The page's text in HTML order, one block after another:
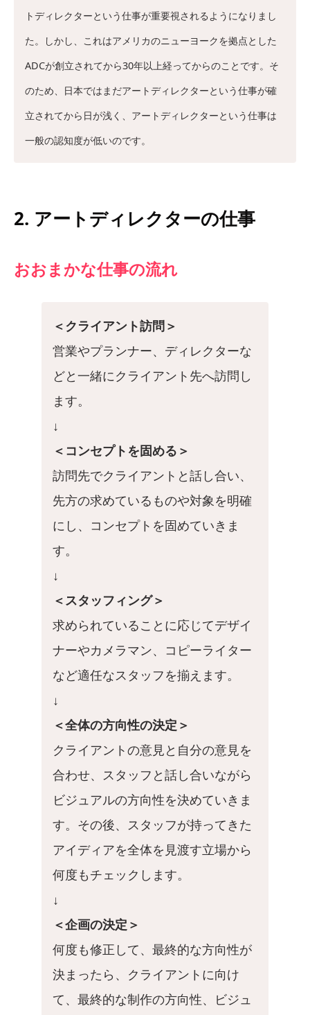
トディレクターという仕事が重要視されるようになりまし
た。しかし、これはアメリカのニューヨークを拠点とした
ADCが創立されてから30年以上経ってからのことです。そ
のため、日本ではまだアートディレクターという仕事が確
立されてから日が浅く、アートディレクターという仕事は
一般の認知度が低いのです。
2. アートディレクターの仕事
おおまかな仕事の流れ
＜クライアント訪問＞
営業やプランナー、ディレクターな
どと一緒にクライアント先へ訪問し
ます。
↓
＜コンセプトを固める＞
訪問先でクライアントと話し合い、
先方の求めているものや対象を明確
にし、コンセプトを固めていきま
す。
↓
＜スタッフィング＞
求められていることに応じてデザイ
ナーやカメラマン、コピーライター
など適任なスタッフを揃えます。
↓
＜全体の方向性の決定＞
クライアントの意見と自分の意見を
合わせ、スタッフと話し合いながら
ビジュアルの方向性を決めていきま
す。その後、スタッフが持ってきた
アイディアを全体を見渡す立場から
何度もチェックします。
↓
＜企画の決定＞
何度も修正して、最終的な方向性が
決まったら、クライアントに向け
て、最終的な制作の方向性、ビジュ